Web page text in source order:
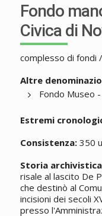
Fondo
Civica di
complesso di fondi
Altre
Fondo Museo
Estremi
Consistenza:350
Storia
risale al lascito De
che destinò al
incisioni dei secoli
presso